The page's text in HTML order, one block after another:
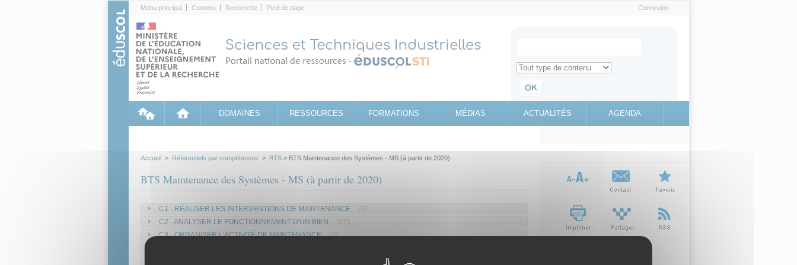
Menu principal Contenu Recherche Pied de page Connexion
Search for
Retrouvez toute l'information sur le site education.gouv.fr
DOMAINES RESSOURCES FORMATIONS MÉDIAS ACTUALITÉS AGENDA
Accueil > Référentiels par compétences > BTS > BTS Maintenance des Systèmes - MS (à partir de 2020)
BTS Maintenance des Systèmes - MS (à partir de 2020)
C1 - RÉALISER LES INTERVENTIONS DE MAINTENANCE
(3)
C2 - ANALYSER LE FONCTIONNEMENT D'UN BIEN
(17)
C3 - ORGANISER L'ACTIVITÉ DE MAINTENANCE
(2)